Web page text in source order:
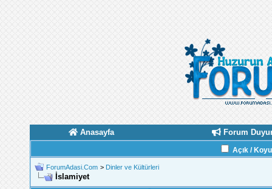
Anasayfa Forum
Açık /
ForumAdasi.Com > Dinler ve Kültürleri
İslamiyet